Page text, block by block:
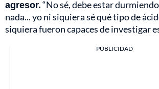
agresor.“No sé, debe estar
nada... yo ni siquiera sé qué tipo de
siquiera fueron capaces de investigar
PUBLICIDAD